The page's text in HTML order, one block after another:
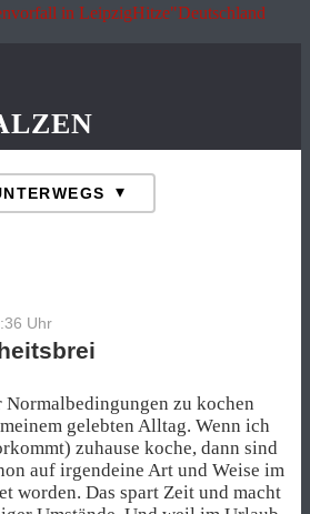
in LeipzigHitze"Deutschland
Uhr
zu kochen
gelebten Alltag. Wenn ich
zuhause koche, dann sind
auf irgendeine Art und Weise im
worden. Das spart Zeit und macht